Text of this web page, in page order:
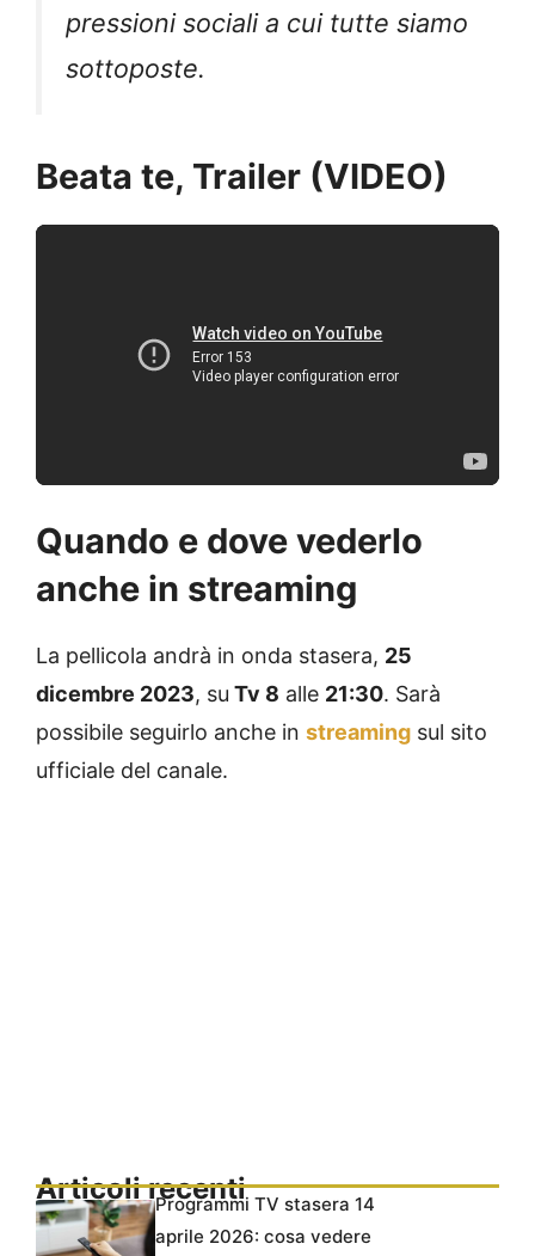
pressioni sociali a cui tutte siamo
sottoposte.
Beata te, Trailer (VIDEO)
Quando e dove vederlo
anche in streaming
La pellicola andrà in onda stasera, 25
dicembre 2023, su Tv 8 alle 21:30. Sarà
possibile seguirlo anche in streaming sul sito
ufficiale del canale.
Articoli recentiProgrammi TV stasera 14
aprile 2026: cosa vedere